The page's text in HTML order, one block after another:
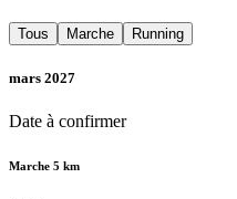
Tous Marche Running
mars 2027
Date à confirmer
Marche 5 km